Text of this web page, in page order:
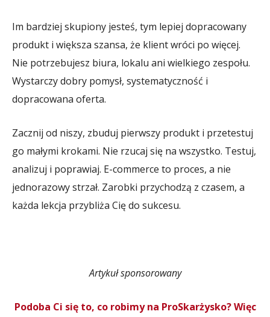
Im bardziej skupiony jesteś, tym lepiej dopracowany
produkt i większa szansa, że klient wróci po więcej.
Nie potrzebujesz biura, lokalu ani wielkiego zespołu.
Wystarczy dobry pomysł, systematyczność i
dopracowana oferta.
Zacznij od niszy, zbuduj pierwszy produkt i przetestuj
go małymi krokami. Nie rzucaj się na wszystko. Testuj,
analizuj i poprawiaj. E-commerce to proces, a nie
jednorazowy strzał. Zarobki przychodzą z czasem, a
każda lekcja przybliża Cię do sukcesu.
Artykuł sponsorowany
Podoba Ci się to, co robimy na ProSkarżysko? Więc